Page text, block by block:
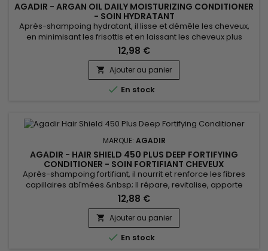
AGADIR - ARGAN OIL DAILY MOISTURIZING CONDITIONER
- SOIN HYDRATANT
Après-shampoing hydratant, il lisse et démêle les cheveux,
en minimisant les frisottis et en laissant les cheveux plus
sains. Enrichi de Biotine, Kératine et d’huile d’Argan, Agadir
Daily Moisturizing Conditioner revitalise, stimule la pousse et
crée une barrière protectrice contre les agressions
extérieures qui peuvent provoquer des cassures et des...
12,98 €
 Ajouter au panier
 En stock
MARQUE: AGADIR
AGADIR - HAIR SHIELD 450 PLUS DEEP FORTIFYING
CONDITIONER - SOIN FORTIFIANT CHEVEUX
Après-shampoing fortifiant, il nourrit et renforce les fibres
capillaires abîmées.&nbsp; Il répare, revitalise, apporte
force, élasticité et douceur.&nbsp; Agadir Hair Shield 450 Plus
Deep Fortifying Conditioner est un soin protéiné, formulé
avec des acides aminés, du Panthénol et de l’huile d’Argan
pour hydrater, fortifier et apporter souplesse et...
12,88 €
 Ajouter au panier
 En stock